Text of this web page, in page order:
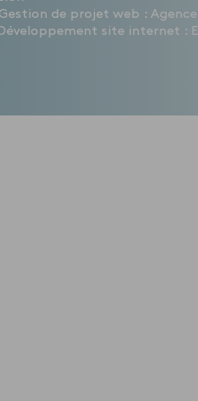
de projet web : Agence
site internet :